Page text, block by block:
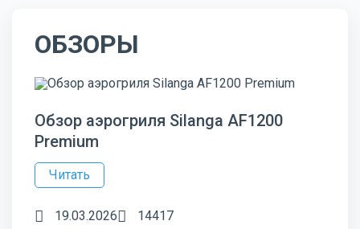
ОБЗОРЫ
Обзор аэрогриля Silanga AF1200
Premium
Читать
19.03.2026 14417